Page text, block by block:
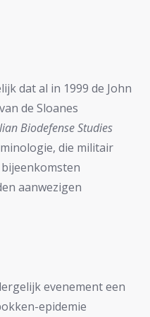
dat al in 1999 de John
de Sloanes
Biodefense Studies
die militair
aanwezigen
evenement een
epidemie